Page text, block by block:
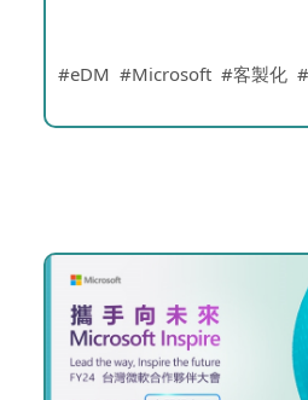
eDM Microsoft 客製化